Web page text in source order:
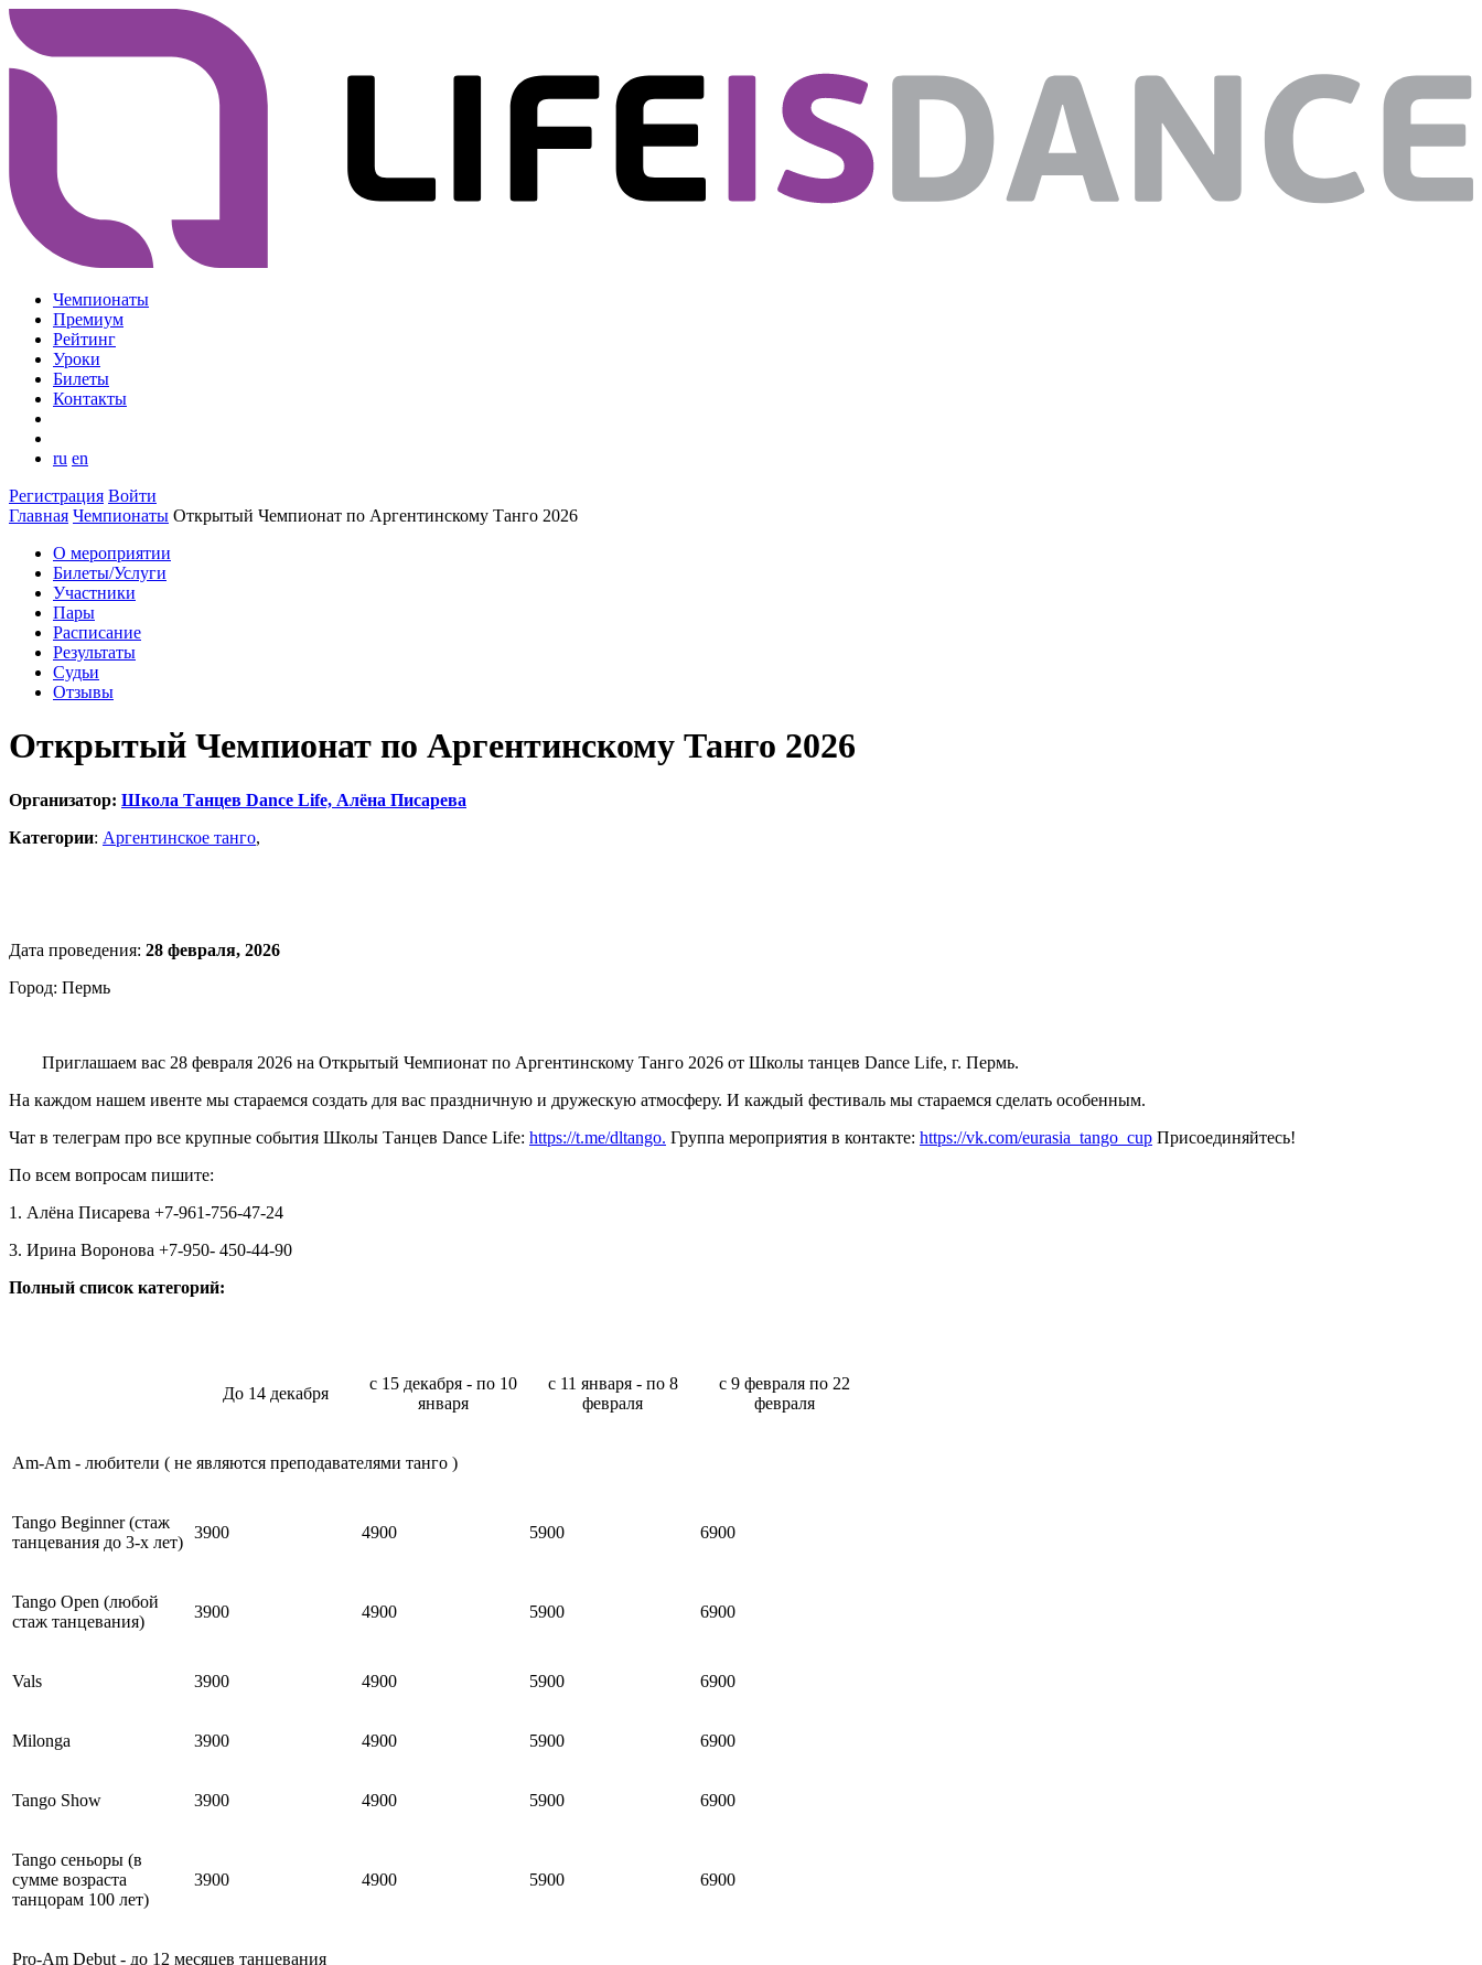
Чемпионаты
Премиум
Рейтинг
Уроки
Билеты
Контакты
ru en
Регистрация Войти
Главная Чемпионаты Открытый Чемпионат по Аргентинскому Танго 2026
О мероприятии
Билеты/Услуги
Участники
Пары
Расписание
Результаты
Судьи
Отзывы
Открытый Чемпионат по Аргентинскому Танго 2026
Организатор: Школа Танцев Dance Life, Алёна Писарева
Категории: Аргентинское танго,
Дата проведения: 28 февраля, 2026
Город: Пермь
Приглашаем вас 28 февраля 2026 на Открытый Чемпионат по Аргентинскому Танго 2026 от Школы танцев Dance Life, г. Пермь.
На каждом нашем ивенте мы стараемся создать для вас праздничную и дружескую атмосферу. И каждый фестиваль мы стараемся сделать особенным.
Чат в телеграм про все крупные события Школы Танцев Dance Life: https://t.me/dltango. Группа мероприятия в контакте: https://vk.com/eurasia_tango_cup Присоединяйтесь!
По всем вопросам пишите:
1. Алёна Писарева +7-961-756-47-24
3. Ирина Воронова +7-950- 450-44-90
Полный список категорий:
До 14 декабря
с 15 декабря - по 10
января
с 11 января - по 8
февраля
с 9 февраля по 22
февраля
Am-Am - любители ( не являются преподавателями танго )
Tango Beginner (стаж
танцевания до 3-х лет)
3900 4900 5900 6900
Tango Open (любой
стаж танцевания)
3900 4900 5900 6900
Vals 3900 4900 5900 6900
Milonga 3900 4900 5900 6900
Tango Show 3900 4900 5900 6900
Tango сеньоры (в
сумме возраста
танцорам 100 лет)
3900 4900 5900 6900
Pro-Am Debut - до 12 месяцев танцевания